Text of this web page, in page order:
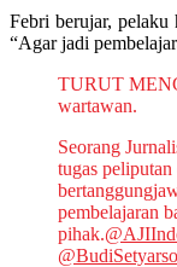
Febri berujar, pelaku
“Agar jadi
TURUT
wartawan.
Seorang
tugas
pembelajaran
pihak.
@BudiSetyarso